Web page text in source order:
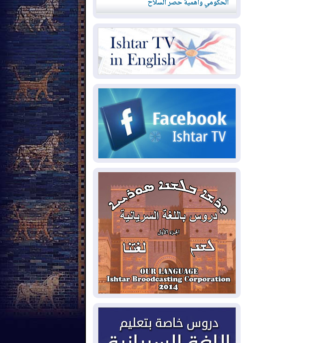
الحكومي وأهمية حصر السلاح
2026-08-06ائتلاف ادارة الدولة: من
يقومون بسلوك يهدد امن البلاد خارجون عن
القانون يجب محاربتهم
2026-08-06بعد هجومين قرب باب المندب..
الأحمر
2026-08-06مئات القاصرين بلا مأوى.. أزمة
سبتة تتصاعد وتضغط على مدريد
لمدة عام.. بدء توريد 100
مليون قدم مكعب يومياً من غاز كورمور في
إقليم كوردستان إلى وزارة الكهرباء العراقية
2026-08-05
15كارثة بيئية ومناخية ترسم
ملامح أخطر التحديات التي تواجه العراق
اليوم
2026-08-05
حرائق فرنسا.. توقيف 402
شخص بينهم 156 قاصرا منذ بداية موسم
الحرائق
2026-08-04سومو: إنتاج النفط في إقليم
كوردستان انخفض إلى أقل من 10%
ملفات حقبة الكاظمي تعود إلى
الواجهة.. أنباء عن مراجعات قضائية
وتحقيقات أوسع في قضايا فساد